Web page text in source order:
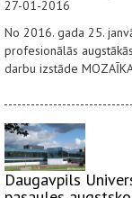
27-01-2016
No 2016. gada 25.
profesionālās
darbu izstāde
Daugavpils